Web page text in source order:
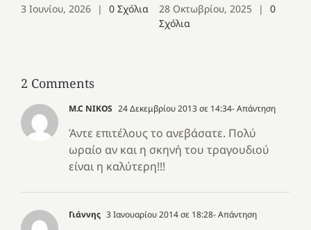
3 Ιουνίου, 2026 | 0 Σχόλια 28 Οκτωβρίου, 2025 |
0
Σχόλια
2 Comments
M.C NIKOS 24 Δεκεμβρίου 2013 σε 14:34- Απάντηση
Άντε επιτέλους το ανεβάσατε. Πολύ
ωραίο αν και η σκηνή του τραγουδιού
είναι η καλύτερη!!!
Γιάννης 3 Ιανουαρίου 2014 σε 18:28- Απάντηση